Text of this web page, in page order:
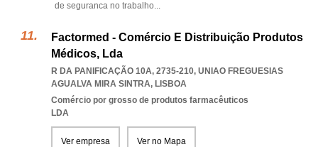
de seguranca no trabalho...
Factormed - Comércio E Distribuição Produtos
Médicos, Lda
R DA PANIFICAÇÃO 10A, 2735-210, UNIAO FREGUESIAS
AGUALVA MIRA SINTRA, LISBOA
Comércio por grosso de produtos farmacêuticos
LDA
Ver empresa Ver no Mapa